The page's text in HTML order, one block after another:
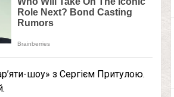
шоу» з Сергієм Притулою.